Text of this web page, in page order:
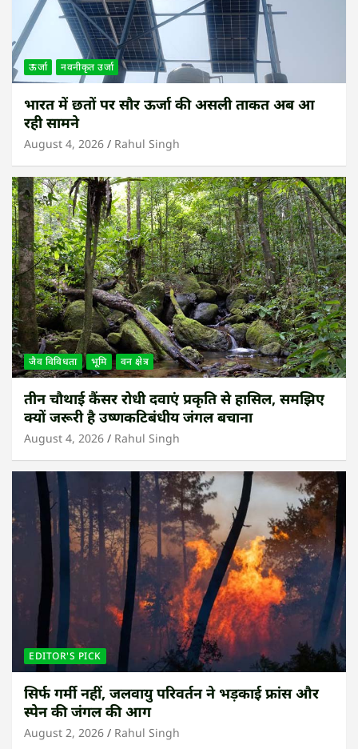
ऊर्जा नवनीकृत उर्जा
भारत में छतों पर सौर ऊर्जा की असली ताकत अब आ
रही सामने
August 4, 2026 Rahul Singh
जैव विविधता भूमि वन क्षेत्र
तीन चौथाई कैंसर रोधी दवाएं प्रकृति से हासिल, समझिए
क्यों जरूरी है उष्णकटिबंधीय जंगल बचाना
August 4, 2026 Rahul Singh
EDITOR'S PICK
सिर्फ गर्मी नहीं, जलवायु परिवर्तन ने भड़काई फ्रांस और
स्पेन की जंगल की आग
August 2, 2026 Rahul Singh